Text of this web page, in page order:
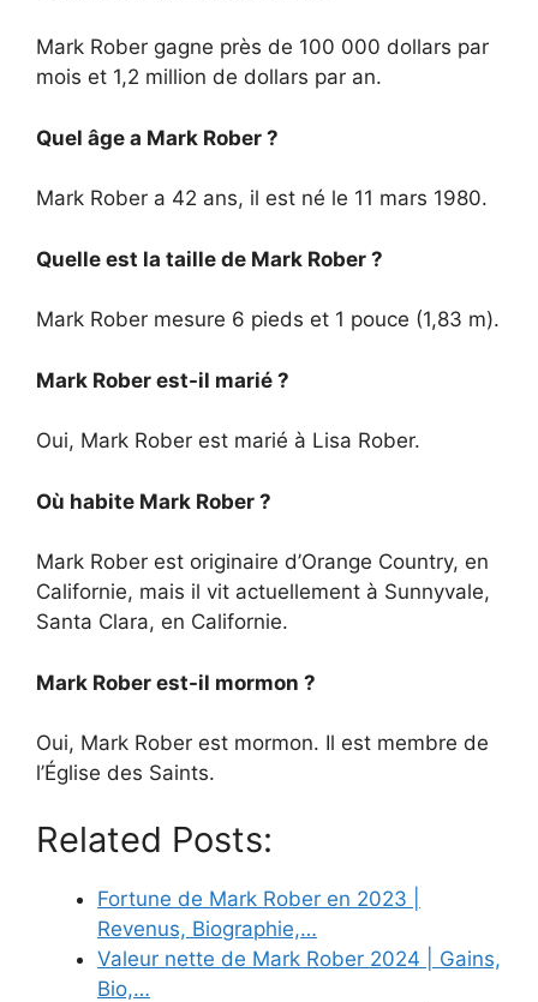
Mark Rober gagne près de 100 000 dollars par
mois et 1,2 million de dollars par an.
Quel âge a Mark Rober ?
Mark Rober a 42 ans, il est né le 11 mars 1980.
Quelle est la taille de Mark Rober ?
Mark Rober mesure 6 pieds et 1 pouce (1,83 m).
Mark Rober est-il marié ?
Oui, Mark Rober est marié à Lisa Rober.
Où habite Mark Rober ?
Mark Rober est originaire d’Orange Country, en
Californie, mais il vit actuellement à Sunnyvale,
Santa Clara, en Californie.
Mark Rober est-il mormon ?
Oui, Mark Rober est mormon. Il est membre de
l’Église des Saints.
Related Posts:
Fortune de Mark Rober en 2023 |
Revenus, Biographie,…
Valeur nette de Mark Rober 2024 | Gains,
Bio,…